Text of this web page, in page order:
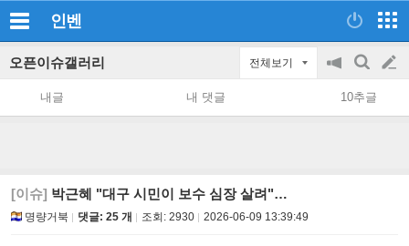
인벤
오픈이슈갤러리 전체보기
공
지
on/off
검
색
글
쓰
내글 내 댓글 10추글
[이슈] 박근혜 "대구 시민이 보수 심장 살려"…
명량거북 댓글: 25 개 조회: 2930 2026-06-09 13:39:49